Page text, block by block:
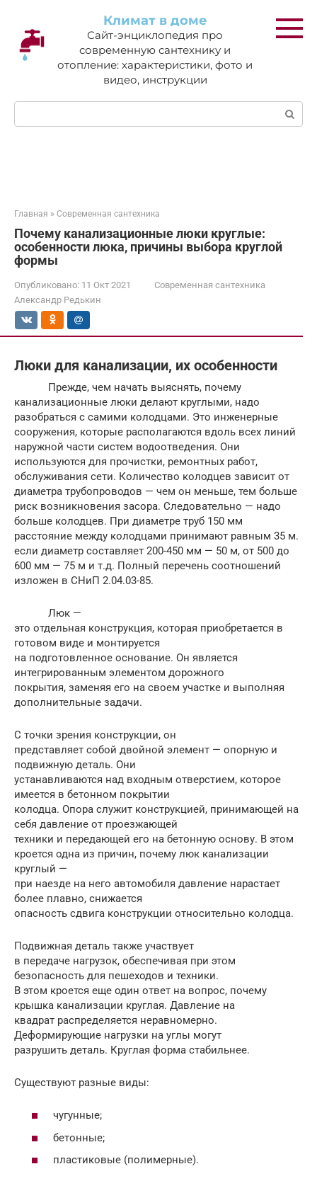
контенту
Климат в доме
Сайт-энциклопедия про
современную сантехнику и
отопление: характеристики, фото и
видео, инструкции
Поиск:
Главная » Современная сантехника
Почему канализационные люки круглые:
особенности люка, причины выбора круглой
формы
Опубликовано: 11 Окт 2021
Современная сантехника
Александр Редькин
Люки для канализации, их особенности
Прежде, чем начать выяснять, почему
канализационные люки делают круглыми, надо
разобраться с самими колодцами. Это инженерные
сооружения, которые располагаются вдоль всех линий
наружной части систем водоотведения. Они
используются для прочистки, ремонтных работ,
обслуживания сети. Количество колодцев зависит от
диаметра трубопроводов — чем он меньше, тем больше
риск возникновения засора. Следовательно — надо
больше колодцев. При диаметре труб 150 мм
расстояние между колодцами принимают равным 35 м.
если диаметр составляет 200-450 мм — 50 м, от 500 до
600 мм — 75 м и т.д. Полный перечень соотношений
изложен в СНиП 2.04.03-85.
Люк —
это отдельная конструкция, которая приобретается в
готовом виде и монтируется
на подготовленное основание. Он является
интегрированным элементом дорожного
покрытия, заменяя его на своем участке и выполняя
дополнительные задачи.
С точки зрения конструкции, он
представляет собой двойной элемент — опорную и
подвижную деталь. Они
устанавливаются над входным отверстием, которое
имеется в бетонном покрытии
колодца. Опора служит конструкцией, принимающей на
себя давление от проезжающей
техники и передающей его на бетонную основу. В этом
кроется одна из причин, почему люк канализации
круглый —
при наезде на него автомобиля давление нарастает
более плавно, снижается
опасность сдвига конструкции относительно колодца.
Подвижная деталь также участвует
в передаче нагрузок, обеспечивая при этом
безопасность для пешеходов и техники.
В этом кроется еще один ответ на вопрос, почему
крышка канализации круглая. Давление на
квадрат распределяется неравномерно.
Деформирующие нагрузки на углы могут
разрушить деталь. Круглая форма стабильнее.
Существуют разные виды:
чугунные;
бетонные;
пластиковые (полимерные).